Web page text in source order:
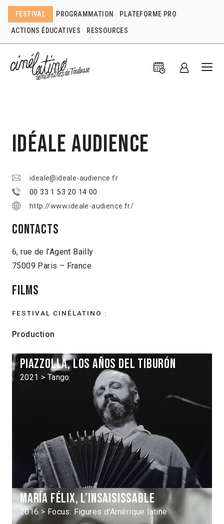
FESTIVAL PROGRAMMATION PLATEFORME PRO
ACTIONS ÉDUCATIVES RESSOURCES
Idéale Audience
ideale@ideale-audience.fr
00 33 1 53 20 14 00
http://www.ideale-audience.fr/
Contacts
6, rue de l’Agent Bailly
75009 Paris – France
Films
FESTIVAL CINÉLATINO :
Production
Piazzolla, los años del tiburón
2021 > Tango
María Félix, l’insaisissable
2016 > Focus: Figures d'Amérique latine